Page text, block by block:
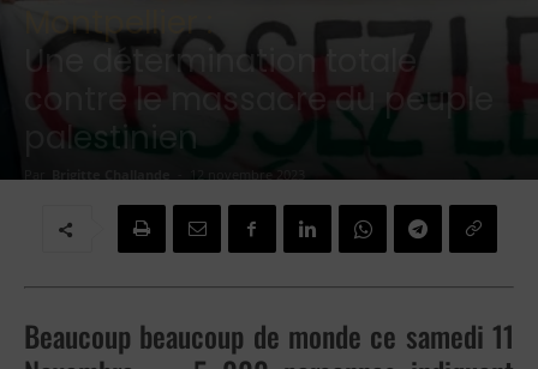
Montpellier :
Une détermination totale
contre le massacre du peuple
palestinien
12 novembre 2023
Beaucoup beaucoup de monde ce samedi 11